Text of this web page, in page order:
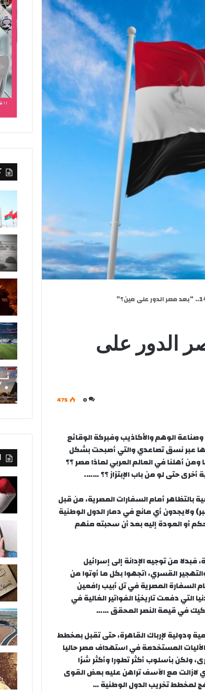
“بعد مصر الدور على
0
475
الوهم والأكاذيب وفبركة الوقائع
عبر نسق تصاعدي والتي أصبحت بشكل
أهلنا في العالم العربي لماذا مصر ؟؟
حتى لو من باب الإبتزاز ؟؟ …….
أمام السفارات المصرية، من قبل
ولايجدون أي مانع في دمار الدول الوطنية
أو العودة إليه بعد أن سحبته منهم
فبدلا من توجيه الإدانة إلى إسرائيل
القسري، اتجهوا بكل ما أوتوا من
السفارة المصرية في تل أبيب رافعين
التي دفعت تاريخيًا الفواتير الغالية في
في قيمة النصر المحقق ……
ودولية لإرباك القاهرة، حتى تقبل بمخطط
المستخدمة في استهداف مصر حاليا
ولكن بأسلوب أكثر تطورا وأكثر شرًا
لازالت مع الآسف تراهن عليه بعض القوى
لمخطط تخريب الدول الوطنية …